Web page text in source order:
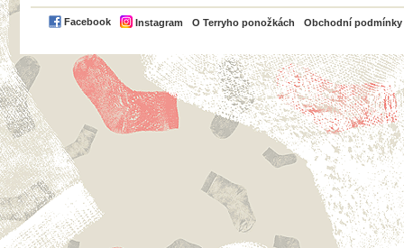
Facebook Instagram O Terryho ponožkách Obchodní podmínky
PayPal